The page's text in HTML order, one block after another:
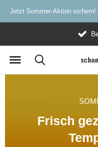
Jetzt Sommer-Aktion sichern!
Frisch